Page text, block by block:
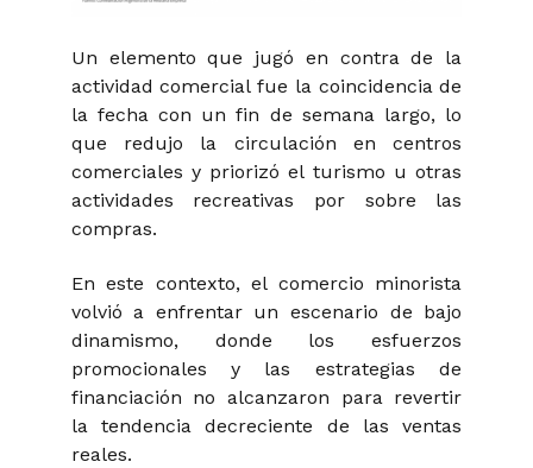
Un elemento que jugó en contra de la
actividad comercial fue la coincidencia de
la fecha con un fin de semana largo, lo
que redujo la circulación en centros
comerciales y priorizó el turismo u otras
actividades recreativas por sobre las
compras.
En este contexto, el comercio minorista
volvió a enfrentar un escenario de bajo
dinamismo, donde los esfuerzos
promocionales y las estrategias de
financiación no alcanzaron para revertir
la tendencia decreciente de las ventas
reales.